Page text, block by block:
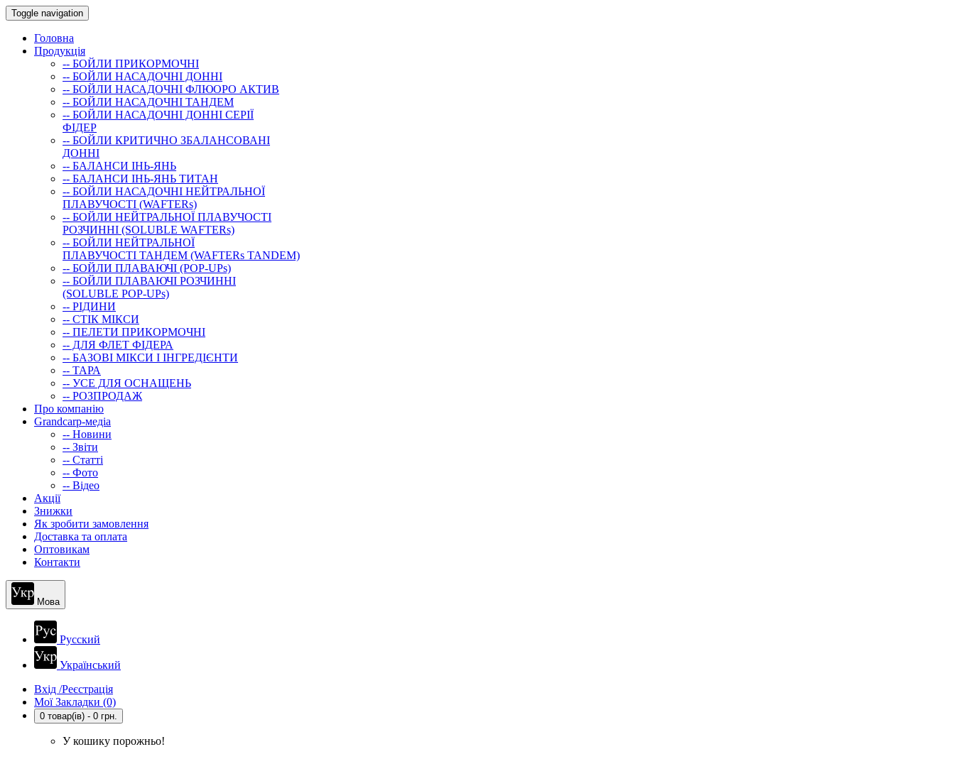
Toggle navigation
Головна
Продукція
-- БОЙЛИ ПРИКОРМОЧНI
-- БОЙЛИ НАСАДОЧНI ДОННI
-- БОЙЛИ НАСАДОЧНІ ФЛЮОРО АКТИВ
-- БОЙЛИ НАСАДОЧНІ ТАНДЕМ
-- БОЙЛИ НАСАДОЧНI ДОННI СЕРIÏ
ФIДЕР
-- БОЙЛИ КРИТИЧНО ЗБАЛАНСОВАНІ
ДОННІ
-- БАЛАНСИ ІНЬ-ЯНЬ
-- БАЛАНСИ ІНЬ-ЯНЬ ТИТАН
-- БОЙЛИ НАСАДОЧНI НЕЙТРАЛЬНОÏ
ПЛАВУЧОСТI (WAFTERs)
-- БОЙЛИ НЕЙТРАЛЬНОЇ ПЛАВУЧОСТІ
РОЗЧИННІ (SOLUBLE WAFTERs)
-- БОЙЛИ НЕЙТРАЛЬНОЇ
ПЛАВУЧОСТІ ТАНДЕМ (WAFTERs TANDEM)
-- БОЙЛИ ПЛАВАЮЧІ (POP-UPs)
-- БОЙЛИ ПЛАВАЮЧI РОЗЧИННI
(SOLUBLE POP-UPs)
-- РIДИНИ
-- СТIК МIКСИ
-- ПЕЛЕТИ ПРИКОРМОЧНІ
-- ДЛЯ ФЛЕТ ФІДЕРА
-- БАЗОВІ МІКСИ І ІНГРЕДІЄНТИ
-- ТАРА
-- УСЕ ДЛЯ ОСНАЩЕНЬ
-- РОЗПРОДАЖ
Про компанію
Grandcarp-медіа
-- Новини
-- Звіти
-- Статті
-- Фото
-- Відео
Акції
Знижки
Як зробити замовлення
Доставка та оплата
Оптовикам
Контакти
Мова
Русский
Український
Вхід /Реєстрація
Мої Закладки (0)
0 товар(ів) - 0 грн.
У кошику порожньо!